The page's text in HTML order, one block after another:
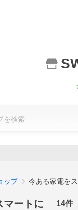
ップ 今ある家電を
マートに 14件